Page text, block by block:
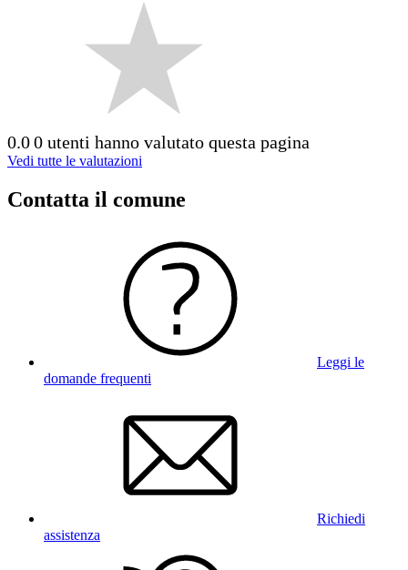
0.00 utenti hanno valutato questa pagina
Vedi tutte le valutazioni
Contatta il comune
Leggi le
domande frequenti
Richiedi
assistenza